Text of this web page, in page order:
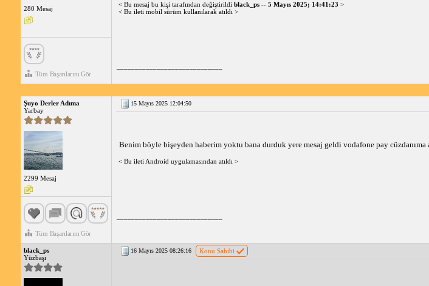
280 Mesaj
Tüm Başarılarını Gör
< Bu mesaj bu kişi tarafından değiştirildi black_ps-- 5 Mayıs 2025; 14:41:23 >
< Bu ileti mobil sürüm kullanılarak atıldı >
Şuyo Derler Adıma
Yarbay
2299 Mesaj
Tüm Başarılarını Gör
15 Mayıs 2025 12:04:50
Benim böyle bişeyden haberim yoktu bana durduk yere mesaj geldi vodafone pay cüzdanıma
< Bu ileti Android uygulamasından atıldı >
black_ps
Yüzbaşı
16 Mayıs 2025 08:26:16 Konu Sahibi